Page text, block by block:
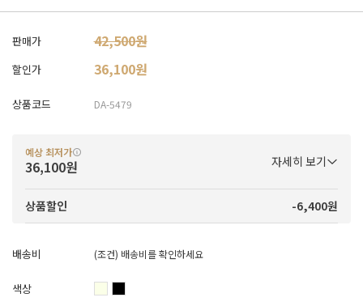
판매가 42,500원
할인가 36,100원
상품코드 DA-5479
예상 최저가
36,100원 자세히 보기
상품할인 -6,400원
배송비 (조건) 배송비를 확인하세요
색상